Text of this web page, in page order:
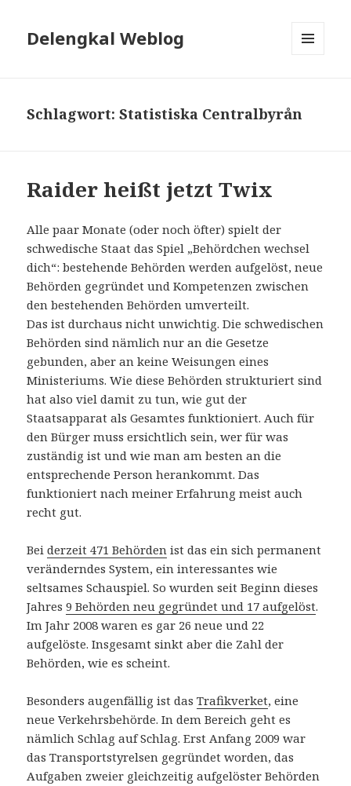
Delengkal Weblog
Schlagwort:Statistiska Centralbyrån
Raider heißt jetzt Twix
Alle paar Monate (oder noch öfter) spielt der
schwedische Staat das Spiel „Behördchen wechsel
dich“: bestehende Behörden werden aufgelöst, neue
Behörden gegründet und Kompetenzen zwischen
den bestehenden Behörden umverteilt.
Das ist durchaus nicht unwichtig. Die schwedischen
Behörden sind nämlich nur an die Gesetze
gebunden, aber an keine Weisungen eines
Ministeriums. Wie diese Behörden strukturiert sind
hat also viel damit zu tun, wie gut der
Staatsapparat als Gesamtes funktioniert. Auch für
den Bürger muss ersichtlich sein, wer für was
zuständig ist und wie man am besten an die
entsprechende Person herankommt. Das
funktioniert nach meiner Erfahrung meist auch
recht gut.
Beiderzeit 471 Behörden ist das ein sich permanent
veränderndes System, ein interessantes wie
seltsames Schauspiel. So wurden seit Beginn dieses
Jahres9 Behörden neu gegründet und 17 aufgelöst.
Im Jahr 2008 waren es gar 26 neue und 22
aufgelöste. Insgesamt sinkt aber die Zahl der
Behörden, wie es scheint.
Besonders augenfällig ist dasTrafikverket, eine
neue Verkehrsbehörde. In dem Bereich geht es
nämlich Schlag auf Schlag. Erst Anfang 2009 war
das Transportstyrelsen gegründet worden, das
Aufgaben zweier gleichzeitig aufgelöster Behörden